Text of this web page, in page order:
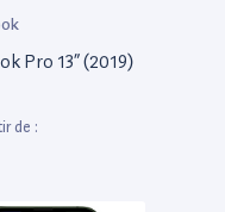
Pro 13” (2019)
de :